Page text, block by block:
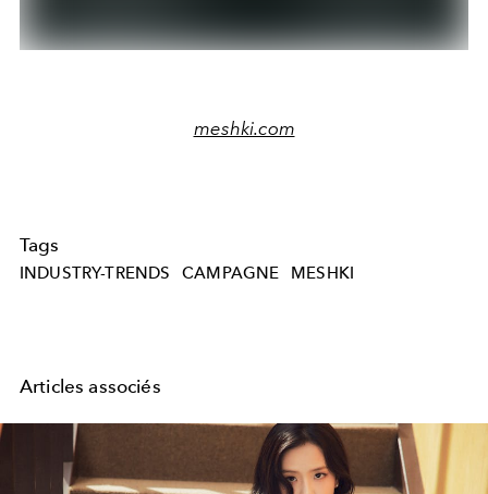
meshki.com
Tags
INDUSTRY-TRENDS CAMPAGNE MESHKI
Articles associés